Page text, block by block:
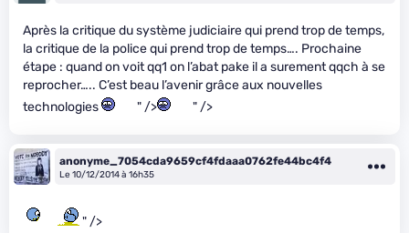
Après la critique du système judiciaire qui prend trop de temps,
la critique de la police qui prend trop de temps…. Prochaine
étape : quand on voit qq1 on l’abat pake il a surement qqch à se
reprocher….. C’est beau l’avenir grâce aux nouvelles
technologies
" /> " />
anonyme_7054cda9659cf4fdaaa0762fe44bc4f4
Le 10/12/2014 à 16h35
" />